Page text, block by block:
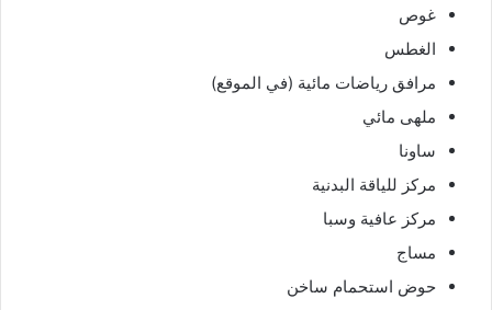
غوص
الغطس
مرافق رياضات مائية (في الموقع)
ملهى مائي
ساونا
مركز للياقة البدنية
مركز عافية وسبا
مساج
حوض استحمام ساخن